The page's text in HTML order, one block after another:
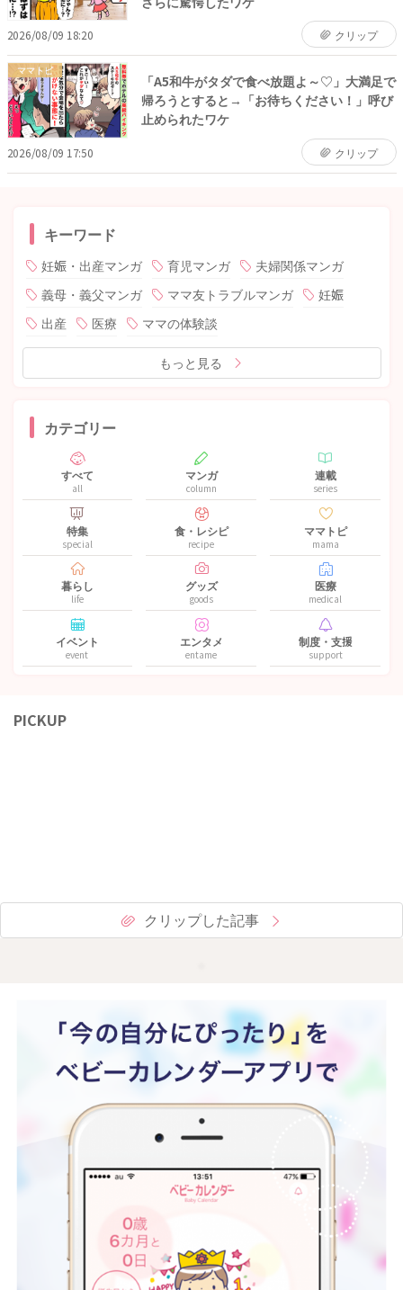
2026/08/09 18:20 クリップ
ママトピ
「A5和牛がタダで食べ放題よ～♡」大満足で
帰ろうとすると→「お待ちください！」呼び
止められたワケ
2026/08/09 17:50 クリップ
キーワード
妊娠・出産マンガ 育児マンガ
夫婦関係マンガ
義母・義父マンガ
ママ友トラブルマンガ
妊娠
出産
医療 ママの体験談
もっと見る
カテゴリー
すべて
all
マンガ
column
連載
series
特集
special
食・レシピ
recipe
ママトピ
mama
暮らし
life
グッズ
goods
医療
medical
イベント
event
エンタメ
entame
制度・支援
support
PICKUP
クリップした記事